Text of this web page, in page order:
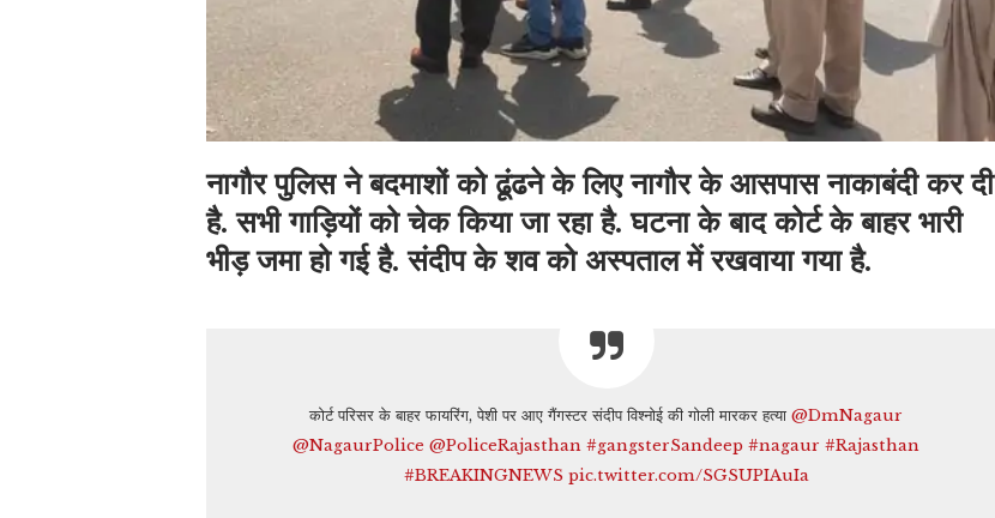
नागौर पुलिस ने बदमाशों को ढूंढने के लिए नागौर के आसपास नाकाबंदी कर दी
है. सभी गाड़ियों को चेक किया जा रहा है. घटना के बाद कोर्ट के बाहर भारी
भीड़ जमा हो गई है. संदीप के शव को अस्पताल में रखवाया गया है.
कोर्ट परिसर के बाहर फायरिंग, पेशी पर आए गैंगस्टर संदीप विश्नोई की गोली मारकर हत्या@DmNagaur
@NagaurPolice @PoliceRajasthan #gangsterSandeep #nagaur #Rajasthan
#BREAKINGNEWS pic.twitter.com/SGSUPIAuIa